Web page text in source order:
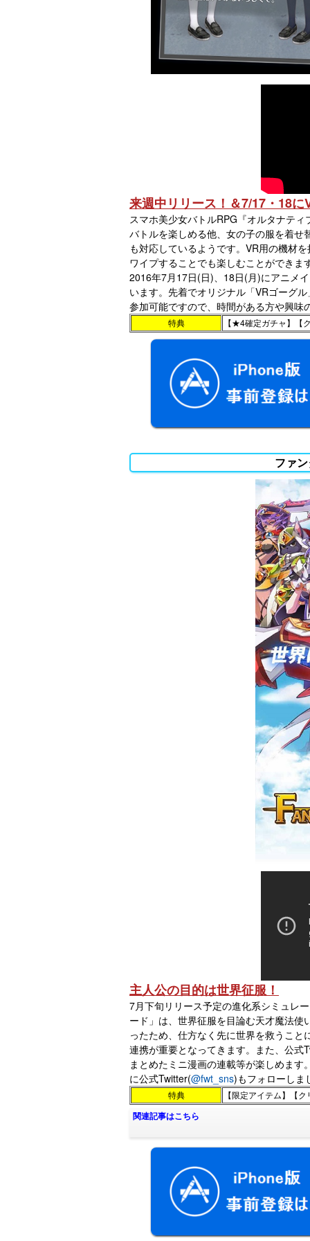
来週中リリース！＆7/17・18に
スマホ美少女バトルRPG『オルタナテ
バトルを楽しめる他、女の子の服を着
も対応しているようです。VR用の機材
ワイプすることでも楽しむことができ
2016年7月17日(日)、18日(月)にアニメ
います。先着でオリジナル「VRゴーグ
参加可能ですので、時間がある方や興味
特典 【★4確定ガチャ】【
ファ
主人公の目的は世界征服！
7月下旬リリース予定の進化系シミュレ
ード」は、世界征服を目論む天才魔法
ったため、仕方なく先に世界を救うこ
連携が重要となってきます。また、公
まとめたミニ漫画の連載等が楽しめま
に公式Twitter(@fwt_sns)もフォローしま
特典 【限定アイテム】【
関連記事はこちら